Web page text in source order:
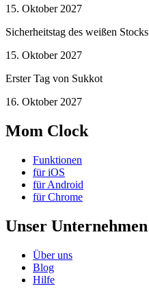
15. Oktober 2027
Sicherheitstag des weißen Stocks
15. Oktober 2027
Erster Tag von Sukkot
16. Oktober 2027
Mom Clock
Funktionen
für iOS
für Android
für Chrome
Unser Unternehmen
Über uns
Blog
Hilfe